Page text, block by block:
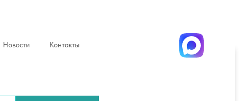
Новости Контакты